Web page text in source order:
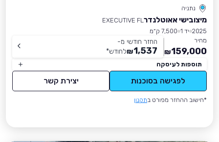
נתניה
מיצובישי אאוטלנדר EXECUTIVE FL
2025 יד 1
7,500 ק״מ
מחיר
159,000
₪
החזר חודשי מ-
1,537
₪לחודש*
תוספות לעיסקה
לפגישה בסוכנות יצירת קשר
*חישוב ההחזר מפורט בתקנון